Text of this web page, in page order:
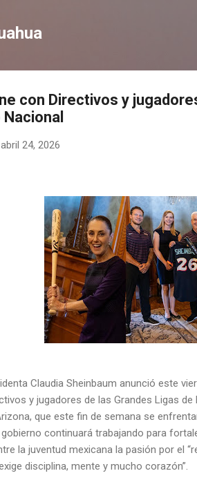
con Directivos y
abril 24, 2026
Claudia Sheinbaum anunció este
y jugadores de las Grandes Ligas
que este fin de semana se
continuará trabajando para
la juventud mexicana la pasión por el
disciplina, mente y mucho corazón”.